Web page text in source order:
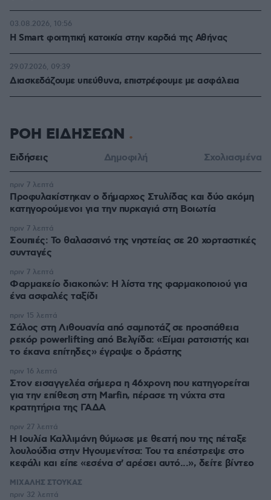
Η Smart φοιτητική κατοικία στην καρδιά της Αθήνας
03.08.2026, 10:56
Διασκεδάζουμε υπεύθυνα, επιστρέφουμε με ασφάλεια
29.07.2026, 09:39
ΡΟΗ ΕΙΔΗΣΕΩΝ
Ειδήσεις Δημοφιλή Σχολιασμένα
Προφυλακίστηκαν ο δήμαρχος Στυλίδας και δύο ακόμη
κατηγορούμενοι για την πυρκαγιά στη Βοιωτία
πριν 7 λεπτά
Σουπιές: Το θαλασσινό της νηστείας σε 20 χορταστικές
συνταγές
πριν 7 λεπτά
Φαρμακείο διακοπών: Η λίστα της φαρμακοποιού για
ένα ασφαλές ταξίδι
πριν 7 λεπτά
Σάλος στη Λιθουανία από σαμποτάζ σε προσπάθεια
ρεκόρ powerlifting από Βελγίδα: «Είμαι ρατσιστής και
το έκανα επίτηδες» έγραψε ο δράστης
πριν 15 λεπτά
Στον εισαγγελέα σήμερα η 46χρονη που κατηγορείται
για την επίθεση στη Marfin, πέρασε τη νύχτα στα
κρατητήρια της ΓΑΔΑ
πριν 16 λεπτά
Η Ιουλία Καλλιμάνη θύμωσε με θεατή που της πέταξε
λουλούδια στην Ηγουμενίτσα: Του τα επέστρεψε στο
κεφάλι και είπε «εσένα σ' αρέσει αυτό...», δείτε βίντεο
πριν 27 λεπτά
ΜΙΧΑΛΗΣ ΣΤΟΥΚΑΣ
πριν 32 λεπτά